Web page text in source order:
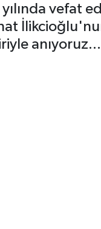
vefat
anıyoruz...